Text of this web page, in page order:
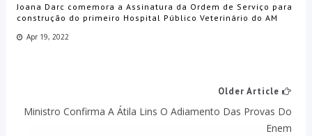
Joana Darc comemora a Assinatura da Ordem de Serviço para
construção do primeiro Hospital Público Veterinário do AM
Apr 19, 2022
Older Article
Ministro Confirma A Átila Lins O Adiamento Das Provas Do
Enem